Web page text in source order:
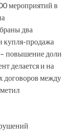
мероприятий в
два
купля-продажа
– повышение доли
делается и на
договоров между